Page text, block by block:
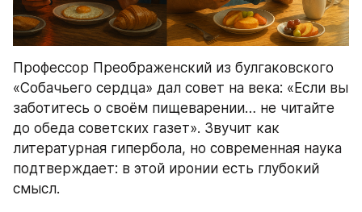
Профессор Преображенский из булгаковского
«Собачьего сердца» дал совет на века: «Если вы
заботитесь о своём пищеварении… не читайте
до обеда советских газет». Звучит как
литературная гипербола, но современная наука
подтверждает: в этой иронии есть глубокий
смысл.